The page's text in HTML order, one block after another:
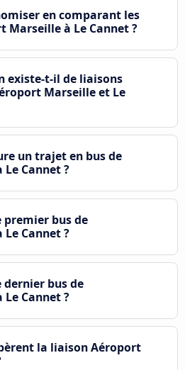
en comparant les
Marseille à Le Cannet ?
existe-t-il de liaisons
Marseille et Le
un trajet en bus de
Cannet ?
premier bus de
Cannet ?
bus de
Cannet ?
la liaison Aéroport